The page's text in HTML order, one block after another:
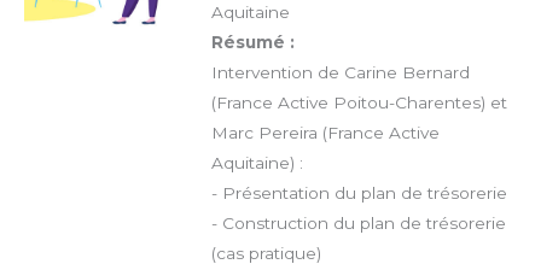
Aquitaine
Résumé :
Intervention de Carine Bernard
(France Active Poitou-Charentes) et
Marc Pereira (France Active
Aquitaine) :
- Présentation du plan de trésorerie
- Construction du plan de trésorerie
(cas pratique)